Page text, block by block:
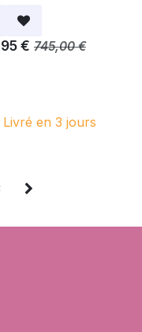
€ 745,00€
Livré en 3 jours